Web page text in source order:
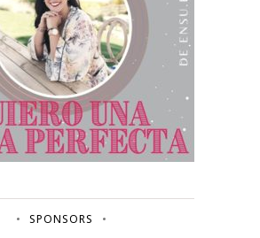
SPONSORS